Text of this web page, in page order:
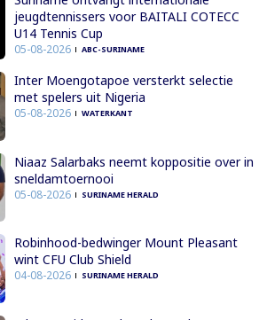
jeugdtennissers voor BAITALI COTECC
U14 Tennis Cup
05-08-2026 ABC-SURINAME
Inter Moengotapoe versterkt selectie
met spelers uit Nigeria
05-08-2026 WATERKANT
Niaaz Salarbaks neemt koppositie over in
sneldamtoernooi
05-08-2026 SURINAME HERALD
Robinhood-bedwinger Mount Pleasant
wint CFU Club Shield
04-08-2026 SURINAME HERALD